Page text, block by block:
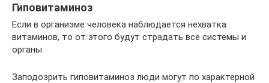
Гиповитаминоз
Если в организме человека наблюдается нехватка
витаминов, то от этого будут страдать все системы и
органы.
Заподозрить гиповитаминоз люди могут по характерной